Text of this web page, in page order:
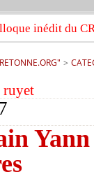
>
ruyet